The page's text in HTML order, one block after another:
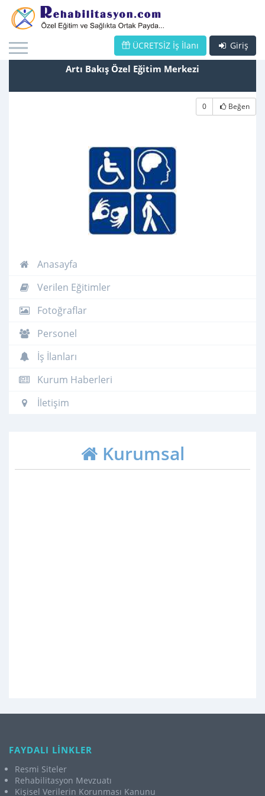
Giriş
ÜCRETSİZ İş İlanı
Artı Bakış Özel Eğitim Merkezi
0 Beğen
Anasayfa
Verilen Eğitimler
Fotoğraflar
Personel
İş İlanları
Kurum Haberleri
İletişim
Kurumsal
FAYDALI LİNKLER
Resmi Siteler
Rehabilitasyon Mevzuatı
Kişisel Verilerin Korunması Kanunu